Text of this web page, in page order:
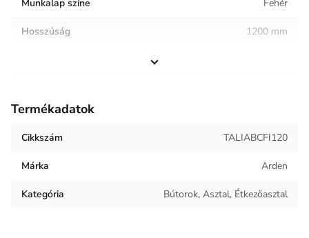
Munkalap színe Fehér
Hosszúság 1200 mm
Termék súlya
Keret anyaga Fém
Munkalap anyaga Kerámia
Termékadatok
Cikkszám TALIABCFI120
Márka Arden
Kategória Bútorok, Asztal, Étkezőasztal